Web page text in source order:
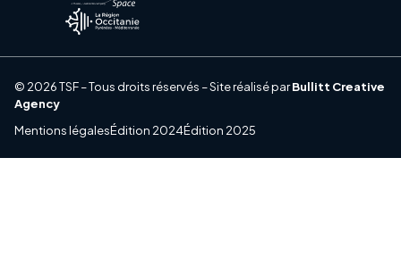
© 2026 TSF – Tous droits réservés – Site réalisé parBullitt Creative
Agency
Mentions légalesÉdition 2024Édition 2025